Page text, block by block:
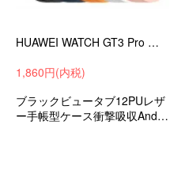
HUAWEI WATCH GT3 Pro バンド 43mm/46mm ベルト シリコン バンド幅20mm/22mm 交換リストバンド/交換バンド/交換ベルトファーウェイウォッチ GT3 プロ
1,860円(内税)
ブラックビュータブ12PUレザ
ー手帳型ケース衝撃吸収Andro